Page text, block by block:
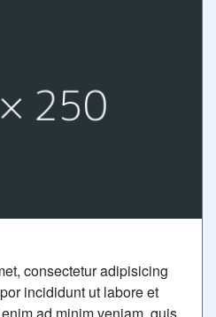
consectetur adipisicing
incididunt ut labore et